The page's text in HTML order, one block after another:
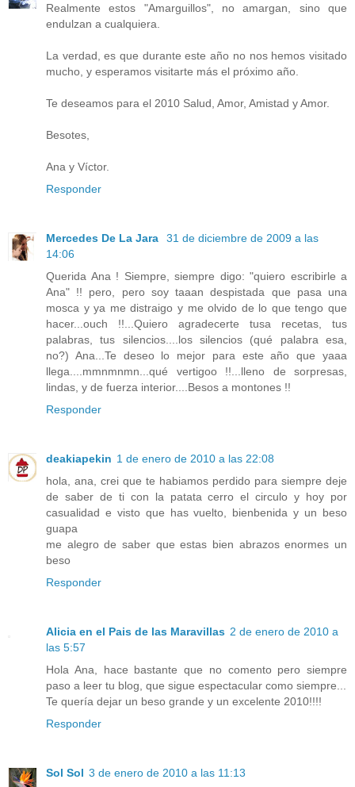
Realmente estos "Amarguillos", no amargan, sino que
endulzan a cualquiera.
La verdad, es que durante este año no nos hemos visitado
mucho, y esperamos visitarte más el próximo año.
Te deseamos para el 2010 Salud, Amor, Amistad y Amor.
Besotes,
Ana y Víctor.
Responder
Mercedes De La Jara
31 de diciembre de 2009 a las
14:06
Querida Ana ! Siempre, siempre digo: "quiero escribirle a
Ana" !! pero, pero soy taaan despistada que pasa una
mosca y ya me distraigo y me olvido de lo que tengo que
hacer...ouch !!...Quiero agradecerte tusa recetas, tus
palabras, tus silencios....los silencios (qué palabra esa,
no?) Ana...Te deseo lo mejor para este año que yaaa
llega....mmnmnmn...qué vertigoo !!...lleno de sorpresas,
lindas, y de fuerza interior....Besos a montones !!
Responder
deakiapekin 1 de enero de 2010 a las 22:08
hola, ana, crei que te habiamos perdido para siempre deje
de saber de ti con la patata cerro el circulo y hoy por
casualidad e visto que has vuelto, bienbenida y un beso
guapa
me alegro de saber que estas bien abrazos enormes un
beso
Responder
Alicia en el Pais de las Maravillas 2 de enero de 2010 a
las 5:57
Hola Ana, hace bastante que no comento pero siempre
paso a leer tu blog, que sigue espectacular como siempre...
Te quería dejar un beso grande y un excelente 2010!!!!
Responder
Sol Sol 3 de enero de 2010 a las 11:13